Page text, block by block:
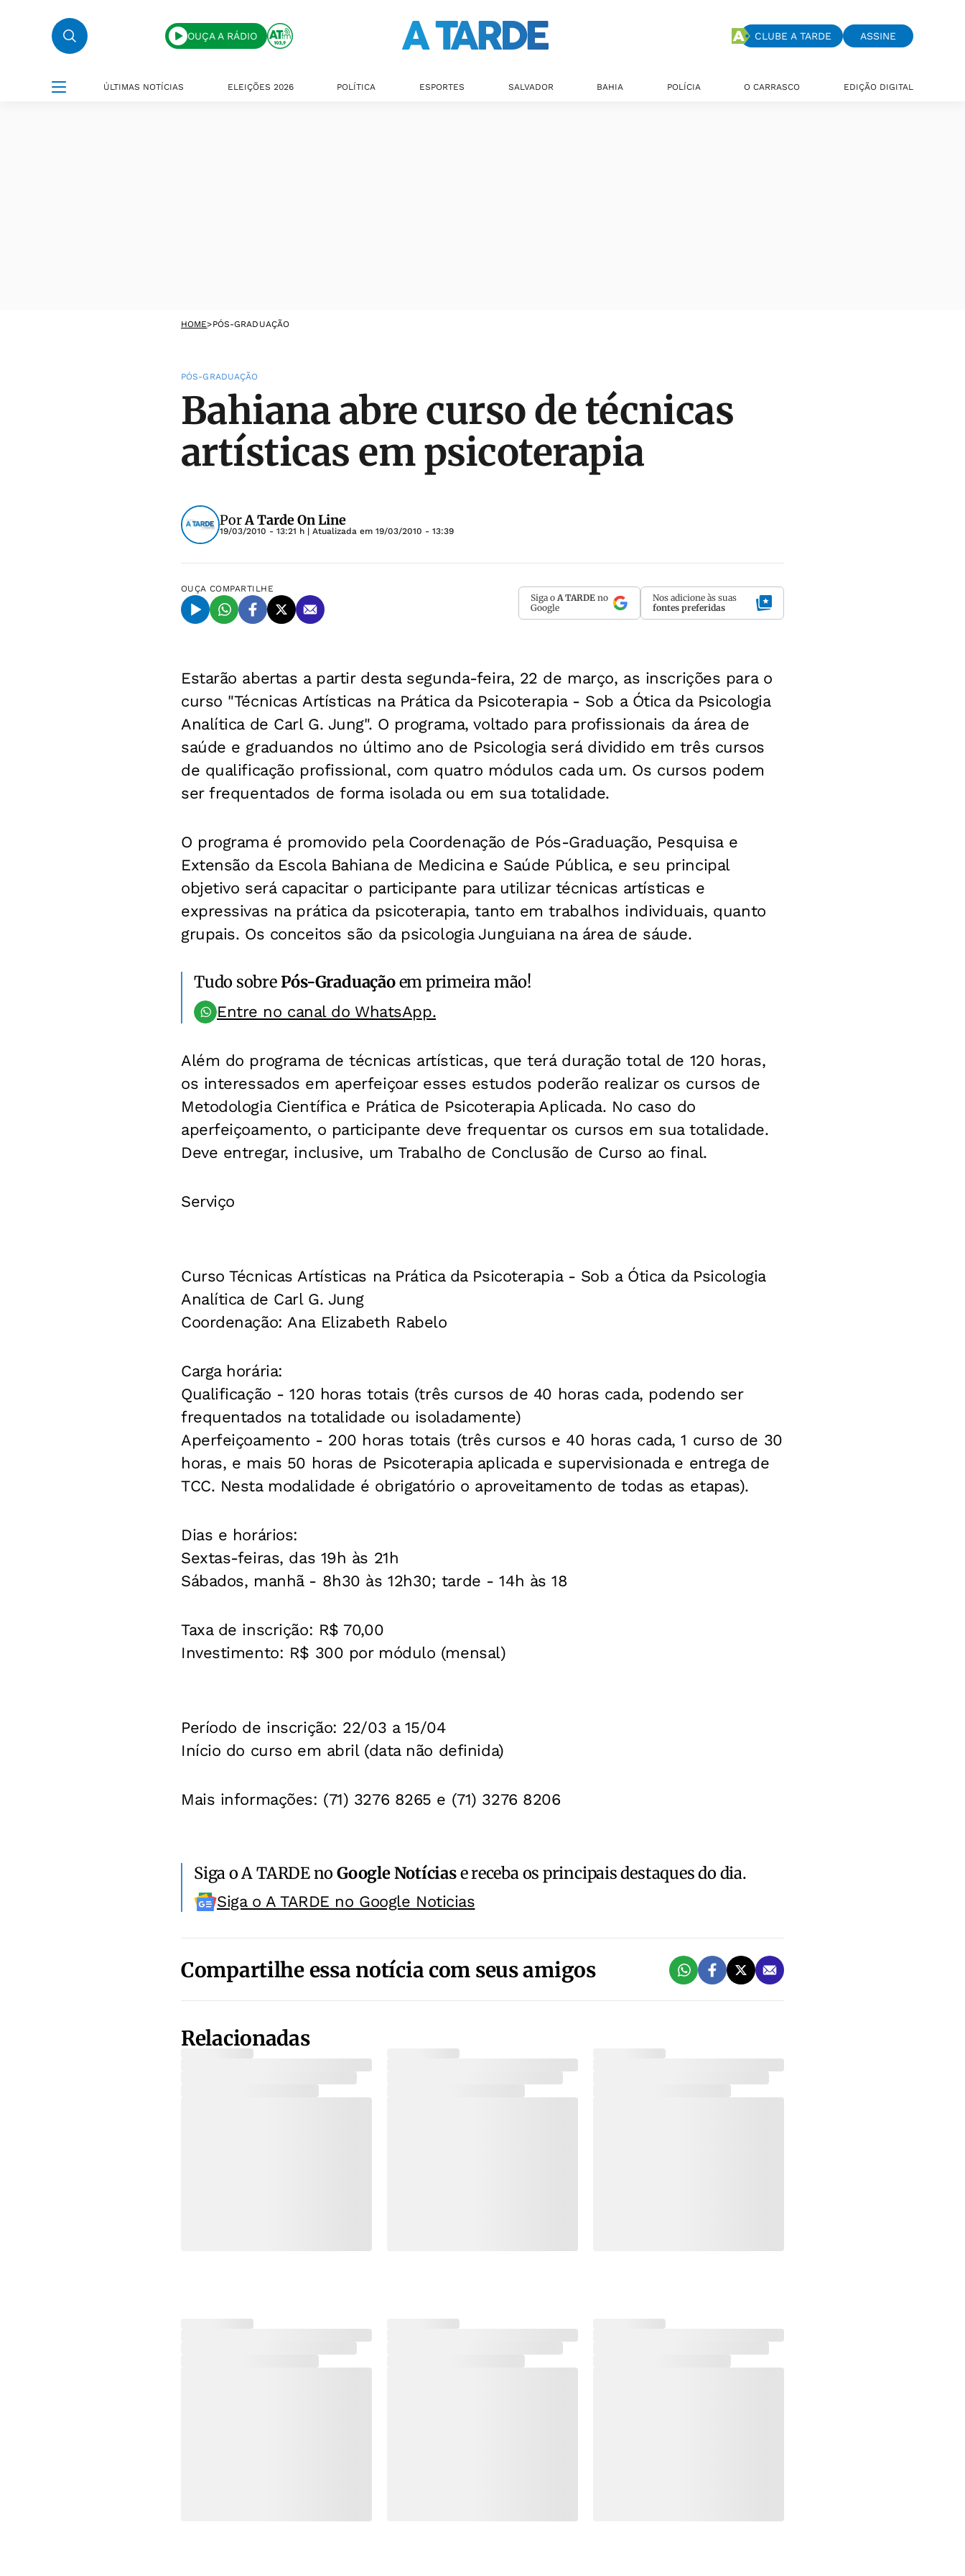
OUÇA A RÁDIO CLUBE A TARDE ASSINE
ÚLTIMAS NOTÍCIAS ELEIÇÕES 2026 POLÍTICA ESPORTES SALVADOR BAHIA POLÍCIA O CARRASCO EDIÇÃO DIGITAL
HOME>PÓS-GRADUAÇÃO
PÓS-GRADUAÇÃO
Bahiana abre curso de técnicas
artísticas em psicoterapia
PorA Tarde On Line
19/03/2010 - 13:21 h | Atualizada em 19/03/2010 - 13:39
OUÇA COMPARTILHE
Siga o A TARDE no
Google
Nos adicione às suas
fontes preferidas
Estarão abertas a partir desta segunda-feira, 22 de março, as inscrições para o
curso "Técnicas Artísticas na Prática da Psicoterapia - Sob a Ótica da Psicologia
Analítica de Carl G. Jung". O programa, voltado para profissionais da área de
saúde e graduandos no último ano de Psicologia será dividido em três cursos
de qualificação profissional, com quatro módulos cada um. Os cursos podem
ser frequentados de forma isolada ou em sua totalidade.
O programa é promovido pela Coordenação de Pós-Graduação, Pesquisa e
Extensão da Escola Bahiana de Medicina e Saúde Pública, e seu principal
objetivo será capacitar o participante para utilizar técnicas artísticas e
expressivas na prática da psicoterapia, tanto em trabalhos individuais, quanto
grupais. Os conceitos são da psicologia Junguiana na área de sáude.
Tudo sobrePós-Graduaçãoem primeira mão!
Entre no canal do WhatsApp.
Além do programa de técnicas artísticas, que terá duração total de 120 horas,
os interessados em aperfeiçoar esses estudos poderão realizar os cursos de
Metodologia Científica e Prática de Psicoterapia Aplicada. No caso do
aperfeiçoamento, o participante deve frequentar os cursos em sua totalidade.
Deve entregar, inclusive, um Trabalho de Conclusão de Curso ao final.
Serviço
Curso Técnicas Artísticas na Prática da Psicoterapia - Sob a Ótica da Psicologia
Analítica de Carl G. Jung
Coordenação: Ana Elizabeth Rabelo
Carga horária:
Qualificação - 120 horas totais (três cursos de 40 horas cada, podendo ser
frequentados na totalidade ou isoladamente)
Aperfeiçoamento - 200 horas totais (três cursos e 40 horas cada, 1 curso de 30
horas, e mais 50 horas de Psicoterapia aplicada e supervisionada e entrega de
TCC. Nesta modalidade é obrigatório o aproveitamento de todas as etapas).
Dias e horários:
Sextas-feiras, das 19h às 21h
Sábados, manhã - 8h30 às 12h30; tarde - 14h às 18
Taxa de inscrição: R$ 70,00
Investimento: R$ 300 por módulo (mensal)
Período de inscrição: 22/03 a 15/04
Início do curso em abril (data não definida)
Mais informações: (71) 3276 8265 e (71) 3276 8206
Siga o A TARDE noGoogle Notíciase receba os principais destaques do dia.
Siga o A TARDE no Google Noticias
Compartilhe essa notícia com seus amigos
Relacionadas